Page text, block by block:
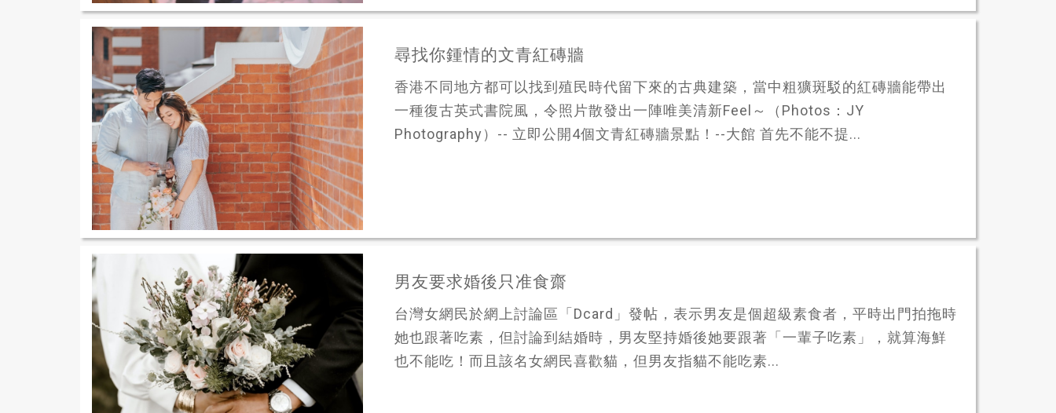
尋找你鍾情的文青紅磚牆
香港不同地方都可以找到殖民時代留下來的古典建築，當中粗獷斑駁的紅磚牆能帶出
一種復古英式書院風，令照片散發出一陣唯美清新Feel～（Photos：JY
Photography）-- 立即公開4個文青紅磚牆景點！--大館 首先不能不提...
男友要求婚後只准食齋
台灣女網民於網上討論區「Dcard」發帖，表示男友是個超級素食者，平時出門拍拖時
她也跟著吃素，但討論到結婚時，男友堅持婚後她要跟著「一輩子吃素」，就算海鮮
也不能吃！而且該名女網民喜歡貓，但男友指貓不能吃素...